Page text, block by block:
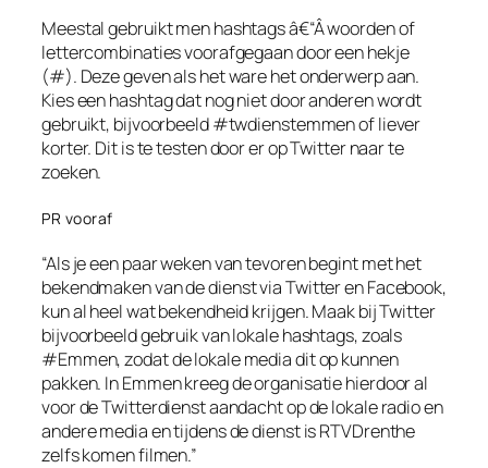
Meestal gebruikt men hashtags â€“Â woorden of
lettercombinaties voorafgegaan door een hekje
(#). Deze geven als het ware het onderwerp aan.
Kies een hashtag dat nog niet door anderen wordt
gebruikt, bijvoorbeeld #twdienstemmen of liever
korter. Dit is te testen door er op Twitter naar te
zoeken.
PR vooraf
“Als je een paar weken van tevoren begint met het
bekendmaken van de dienst via Twitter en Facebook,
kun al heel wat bekendheid krijgen. Maak bij Twitter
bijvoorbeeld gebruik van lokale hashtags, zoals
#Emmen, zodat de lokale media dit op kunnen
pakken. In Emmen kreeg de organisatie hierdoor al
voor de Twitterdienst aandacht op de lokale radio en
andere media en tijdens de dienst is RTVDrenthe
zelfs komen filmen.”